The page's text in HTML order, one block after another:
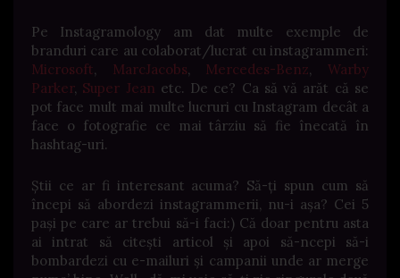
Pe Instagramology am dat multe exemple de
branduri care au colaborat/lucrat cu instagrammeri:
Microsoft
MarcJacobs Mercedes-Benz ,Warby
Parker, Super Jean etc. De ce? Ca să vă arăt că se
pot face mult mai multe lucruri cu Instagram decât a
face o fotografie ce mai târziu să fie înecată în
hashtag-uri.
Știi ce ar fi interesant acuma? Să-ți spun cum să
începi să abordezi instagrammerii, nu-i așa? Cei 5
pași pe care ar trebui să-i faci:) Că doar pentru asta
ai intrat să citești articol și apoi să-ncepi să-i
bombardezi cu e-mailuri și campanii unde ar merge